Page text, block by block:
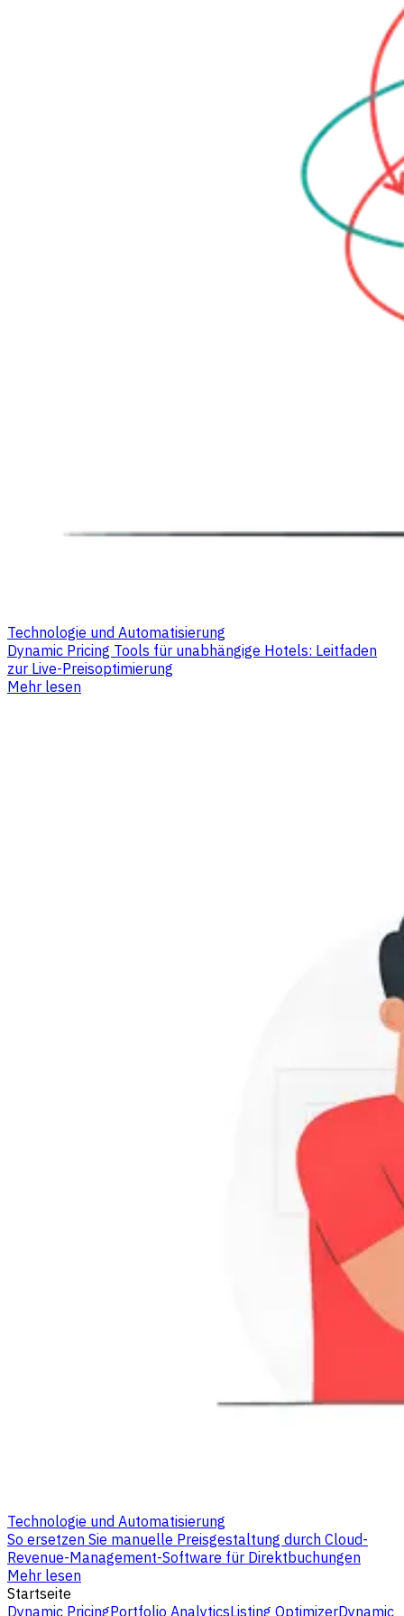
Technologie und Automatisierung
Dynamic Pricing Tools für unabhängige Hotels: Leitfaden
zur Live-Preisoptimierung
Mehr lesen
Technologie und Automatisierung
So ersetzen Sie manuelle Preisgestaltung durch Cloud-
Revenue-Management-Software für Direktbuchungen
Mehr lesen
Startseite
Dynamic PricingPortfolio AnalyticsListing OptimizerDynamic